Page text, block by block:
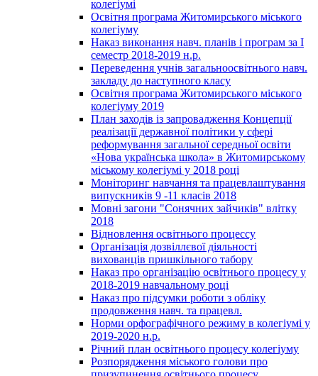
колегіумі
Освітня програма Житомирського міського
колегіуму
Наказ виконання навч. планів і програм за І
семестр 2018-2019 н.р.
Переведення учнів загальноосвітнього навч.
закладу до наступного класу
Освітня програма Житомирського міського
колегіуму 2019
План заходів із запровадження Концепції
реалізації державної політики у сфері
реформування загальної середньої освіти
«Нова українська школа» в Житомирському
міському колегіумі у 2018 році
Моніторинг навчання та працевлаштування
випускників 9 -11 класів 2018
Мовні загони "Сонячних зайчиків" влітку
2018
Відновлення освітнього процессу
Організація дозвіллєвої діяльності
вихованців пришкільного табору
Наказ про організацію освітнього процесу у
2018-2019 навчальному році
Наказ про підсумки роботи з обліку
продовження навч. та працевл.
Норми орфографічного режиму в колегіумі у
2019-2020 н.р.
Річний план освітнього процесу колегіуму
Розпорядження міського голови про